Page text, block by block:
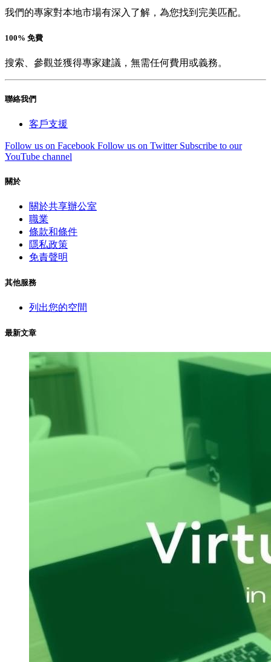
我們的專家對本地市場有深入了解，為您找到完美匹配。
100% 免費
搜索、參觀並獲得專家建議，無需任何費用或義務。
聯絡我們
客戶支援
Follow us on Facebook Follow us on Twitter Subscribe to our
YouTube channel
關於
關於共享辦公室
職業
條款和條件
隱私政策
免責聲明
其他服務
列出您的空間
最新文章